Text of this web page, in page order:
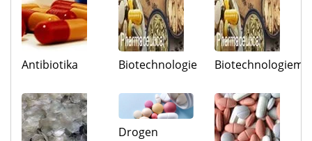
Antibiotika Biotechnologie
Drogen